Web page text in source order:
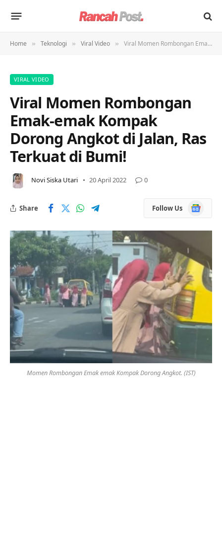
Home » Teknologi » Viral Video » Viral Momen Rombongan Emak-emak Kompak Dorong Angkot di Jalan, Ras Terkuat di Bumi!
VIRAL VIDEO
Viral Momen Rombongan
Emak-emak Kompak
Dorong Angkot di Jalan, Ras
Terkuat di Bumi!
Novi Siska Utari 20 April 2022 0
Share Follow Us
Google
News
Momen Rombongan Emak emak Kompak Dorong Angkot. (IST)